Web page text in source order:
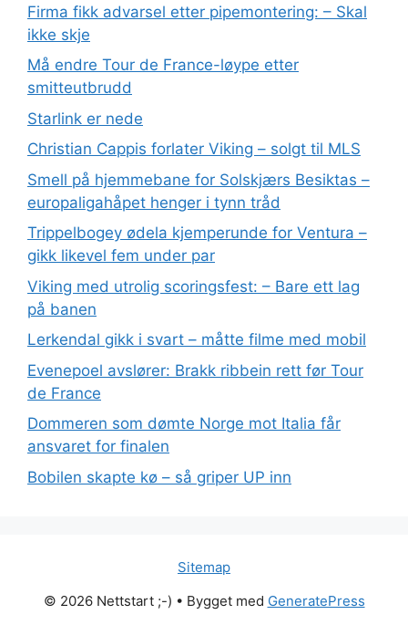
Firma fikk advarsel etter pipemontering: – Skal
ikke skje
Må endre Tour de France-løype etter
smitteutbrudd
Starlink er nede
Christian Cappis forlater Viking – solgt til MLS
Smell på hjemmebane for Solskjærs Besiktas –
europaligahåpet henger i tynn tråd
Trippelbogey ødela kjemperunde for Ventura –
gikk likevel fem under par
Viking med utrolig scoringsfest: – Bare ett lag
på banen
Lerkendal gikk i svart – måtte filme med mobil
Evenepoel avslører: Brakk ribbein rett før Tour
de France
Dommeren som dømte Norge mot Italia får
ansvaret for finalen
Bobilen skapte kø – så griper UP inn
Sitemap
© 2026 Nettstart ;-) • Bygget med GeneratePress